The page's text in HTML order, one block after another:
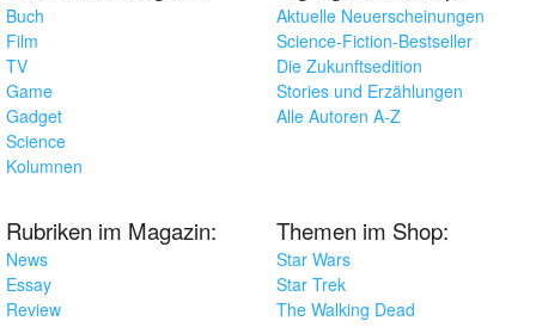
Buch
Film
TV
Game
Gadget
Science
Kolumnen
Aktuelle Neuerscheinungen
Science-Fiction-Bestseller
Die Zukunftsedition
Stories und Erzählungen
Alle Autoren A-Z
Rubriken im Magazin:
News
Essay
Review
Themen im Shop:
Star Wars
Star Trek
The Walking Dead